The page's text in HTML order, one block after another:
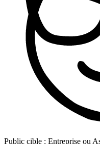
Public cible : Entreprise ou